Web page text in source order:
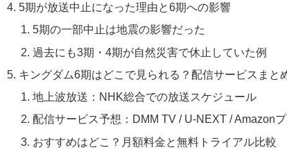
5期が放送中止になった理由と6期への影響
5期の一部中止は地震の影響だった
過去にも3期・4期が自然災害で休止していた例
キングダム6期はどこで見られる？配信サービスまと
地上波放送：NHK総合での放送スケジュール
配信サービス予想：DMM TV / U-NEXT / Amazon
おすすめはどこ？月額料金と無料トライアル比較